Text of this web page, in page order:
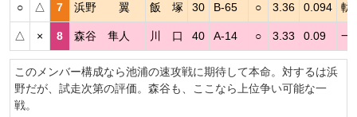
○ △ 7 浜野 翼 飯 塚 30 B-65 ○ 3.36 0.094 軌
△ × 8 森谷 隼人 川 口 40 A-14 ○ 3.33 0.09 一
このメンバー構成なら池浦の速攻戦に期待して本命。対するは浜
野だが、試走次第の評価。森谷も、ここなら上位争い可能な一
戦。